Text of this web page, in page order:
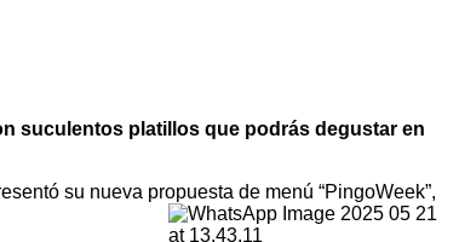
suculentos platillos que podrás degustar en
su nueva propuesta de menú “PingoWeek”,